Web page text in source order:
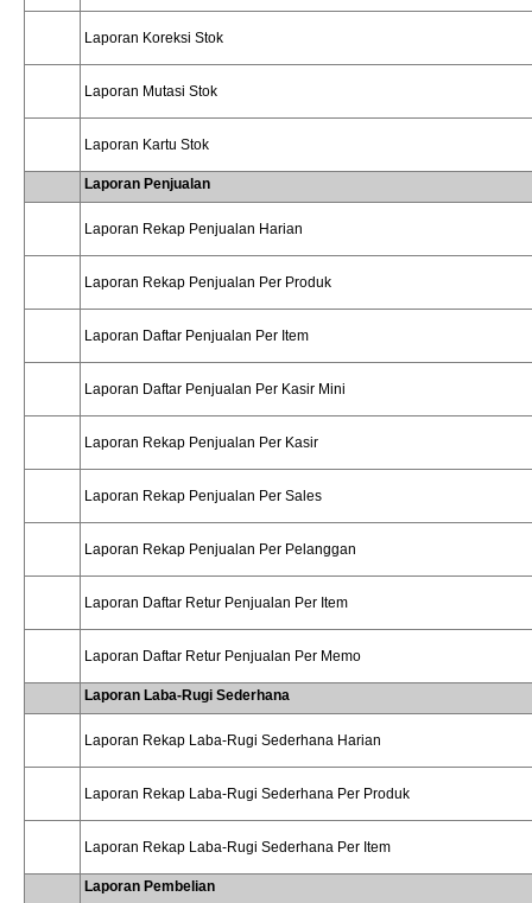
Laporan Koreksi Stok
Laporan Mutasi Stok
Laporan Kartu Stok
Laporan Penjualan
Laporan Rekap Penjualan Harian
Laporan Rekap Penjualan Per Produk
Laporan Daftar Penjualan Per Item
Laporan Daftar Penjualan Per Kasir Mini
Laporan Rekap Penjualan Per Kasir
Laporan Rekap Penjualan Per Sales
Laporan Rekap Penjualan Per Pelanggan
Laporan Daftar Retur Penjualan Per Item
Laporan Daftar Retur Penjualan Per Memo
Laporan Laba-Rugi Sederhana
Laporan Rekap Laba-Rugi Sederhana Harian
Laporan Rekap Laba-Rugi Sederhana Per Produk
Laporan Rekap Laba-Rugi Sederhana Per Item
Laporan Pembelian